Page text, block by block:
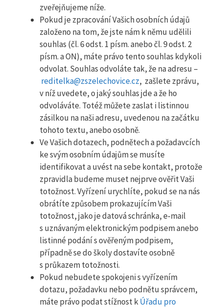
zveřejňujeme níže.
Pokud je zpracování Vašich osobních údajů
založeno na tom, že jste nám k němu udělili
souhlas (čl. 6 odst. 1 písm. anebo čl. 9 odst. 2
písm. a ON), máte právo tento souhlas kdykoli
odvolat. Souhlas odvoláte tak, že na adresu –
reditelka@zszelechovice.cz, zašlete zprávu,
v níž uvedete, o jaký souhlas jde a že ho
odvoláváte. Totéž můžete zaslat i listinnou
zásilkou na naši adresu, uvedenou na začátku
tohoto textu, anebo osobně.
Ve Vašich dotazech, podnětech a požadavcích
ke svým osobním údajům se musíte
identifikovat a uvést na sebe kontakt, protože
zpravidla budeme muset nejprve ověřit Vaši
totožnost. Vyřízení urychlíte, pokud se na nás
obrátíte způsobem prokazujícím Vaši
totožnost, jako je datová schránka, e‑mail
s uznávaným elektronickým podpisem anebo
listinné podání s ověřeným podpisem,
případně se do školy dostavíte osobně
s průkazem totožnosti.
Pokud nebudete spokojeni s vyřízením
dotazu, požadavku nebo podnětu správcem,
máte právo podat stížnost kÚřadu pro